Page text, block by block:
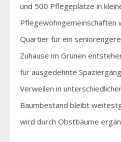
und 500 Pflegeplätze in
Pflegewohngemeinschaften
Quartier für ein
Zuhause im Grünen
für ausgedehnte
Verweilen in
Baumbestand bleibt
wird durch Obstbäume